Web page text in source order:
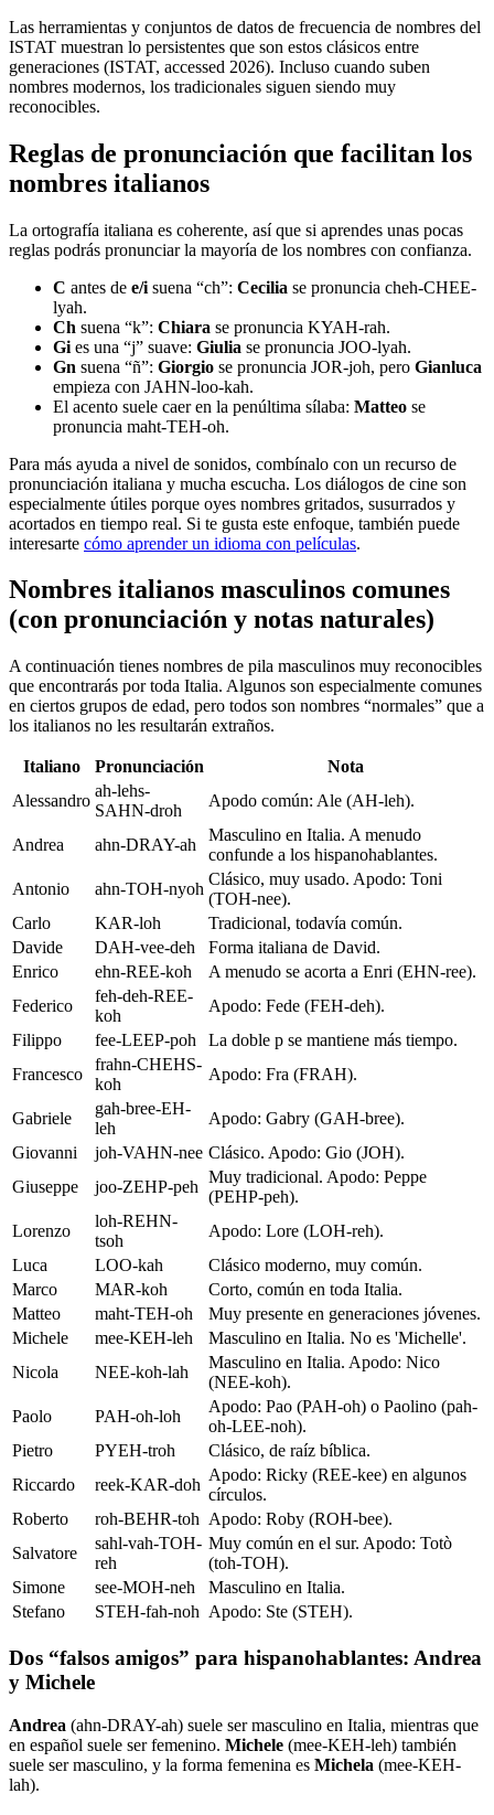
Las herramientas y conjuntos de datos de frecuencia de nombres del
ISTAT muestran lo persistentes que son estos clásicos entre
generaciones (ISTAT, accessed 2026). Incluso cuando suben
nombres modernos, los tradicionales siguen siendo muy
reconocibles.
Reglas de pronunciación que facilitan los
nombres italianos
La ortografía italiana es coherente, así que si aprendes unas pocas
reglas podrás pronunciar la mayoría de los nombres con confianza.
C antes de e/i suena “ch”: Cecilia se pronuncia cheh-CHEE-
lyah.
Ch suena “k”: Chiara se pronuncia KYAH-rah.
Gi es una “j” suave: Giulia se pronuncia JOO-lyah.
Gn suena “ñ”: Giorgio se pronuncia JOR-joh, pero Gianluca
empieza con JAHN-loo-kah.
El acento suele caer en la penúltima sílaba: Matteo se
pronuncia maht-TEH-oh.
Para más ayuda a nivel de sonidos, combínalo con un recurso de
pronunciación italiana y mucha escucha. Los diálogos de cine son
especialmente útiles porque oyes nombres gritados, susurrados y
acortados en tiempo real. Si te gusta este enfoque, también puede
interesarte cómo aprender un idioma con películas.
Nombres italianos masculinos comunes
(con pronunciación y notas naturales)
A continuación tienes nombres de pila masculinos muy reconocibles
que encontrarás por toda Italia. Algunos son especialmente comunes
en ciertos grupos de edad, pero todos son nombres “normales” que a
los italianos no les resultarán extraños.
Italiano Pronunciación
Nota
Alessandro
ah-lehs-
SAHN-droh
Apodo común: Ale (AH-leh).
Andrea ahn-DRAY-ah
Masculino en Italia. A menudo
confunde a los hispanohablantes.
Antonio
ahn-TOH-nyoh
Clásico, muy usado. Apodo: Toni
(TOH-nee).
Carlo
KAR-loh
Tradicional, todavía común.
Davide
DAH-vee-deh
Forma italiana de David.
Enrico
ehn-REE-koh
A menudo se acorta a Enri (EHN-ree).
Federico
feh-deh-REE-
koh
Apodo: Fede (FEH-deh).
Filippo
fee-LEEP-poh
La doble p se mantiene más tiempo.
Francesco
frahn-CHEHS-
koh
Apodo: Fra (FRAH).
Gabriele
gah-bree-EH-
leh
Apodo: Gabry (GAH-bree).
Giovanni
joh-VAHN-nee Clásico. Apodo: Gio (JOH).
Giuseppe
joo-ZEHP-peh
Muy tradicional. Apodo: Peppe
(PEHP-peh).
Lorenzo
loh-REHN-
tsoh
Apodo: Lore (LOH-reh).
Luca
LOO-kah
Clásico moderno, muy común.
Marco
MAR-koh
Corto, común en toda Italia.
Matteo
maht-TEH-oh
Muy presente en generaciones jóvenes.
Michele
mee-KEH-leh
Masculino en Italia. No es 'Michelle'.
Nicola
NEE-koh-lah
Masculino en Italia. Apodo: Nico
(NEE-koh).
Paolo
PAH-oh-loh
Apodo: Pao (PAH-oh) o Paolino (pah-
oh-LEE-noh).
Pietro
PYEH-troh
Clásico, de raíz bíblica.
Riccardo
reek-KAR-doh
Apodo: Ricky (REE-kee) en algunos
círculos.
Roberto
roh-BEHR-toh Apodo: Roby (ROH-bee).
Salvatore
sahl-vah-TOH-
reh
Muy común en el sur. Apodo: Totò
(toh-TOH).
Simone
see-MOH-neh
Masculino en Italia.
Stefano
STEH-fah-noh Apodo: Ste (STEH).
Dos “falsos amigos” para hispanohablantes: Andrea
y Michele
Andrea (ahn-DRAY-ah) suele ser masculino en Italia, mientras que
en español suele ser femenino. Michele (mee-KEH-leh) también
suele ser masculino, y la forma femenina es Michela (mee-KEH-
lah).